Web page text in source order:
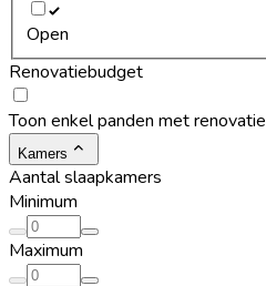
Open
Renovatiebudget
Toon enkel panden met
Kamers
Aantal slaapkamers
Minimum
Maximum